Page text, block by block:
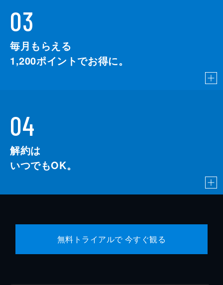
03
毎月もらえる
1,200ポイントでお得に。
04
解約は
いつでもOK。
無料トライアルで 今すぐ観る